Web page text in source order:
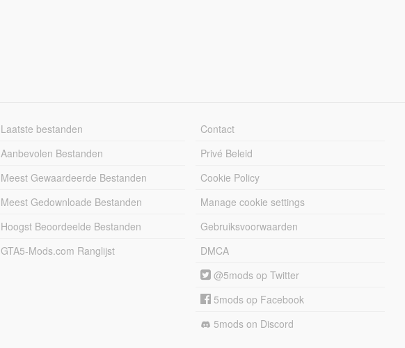
Laatste bestanden
Aanbevolen Bestanden
Meest Gewaardeerde Bestanden
Meest Gedownloade Bestanden
Hoogst Beoordeelde Bestanden
GTA5-Mods.com Ranglijst
Contact
Privé Beleid
Cookie Policy
Manage cookie settings
Gebruiksvoorwaarden
DMCA
@5mods op Twitter
5mods op Facebook
5mods on Discord